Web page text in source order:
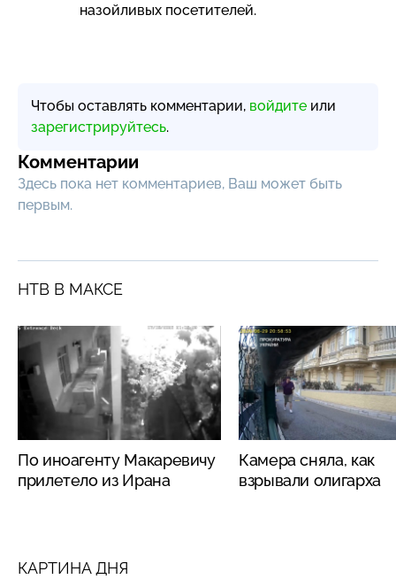
назойливых посетителей.
Чтобы оставлять комментарии, войдите или
зарегистрируйтесь.
Комментарии
Здесь пока нет комментариев, Ваш может быть
первым.
НТВ В МАКСЕ
По иноагенту Макаревичу
прилетело из Ирана
Камера сняла, как
взрывали олигарха
КАРТИНА ДНЯ